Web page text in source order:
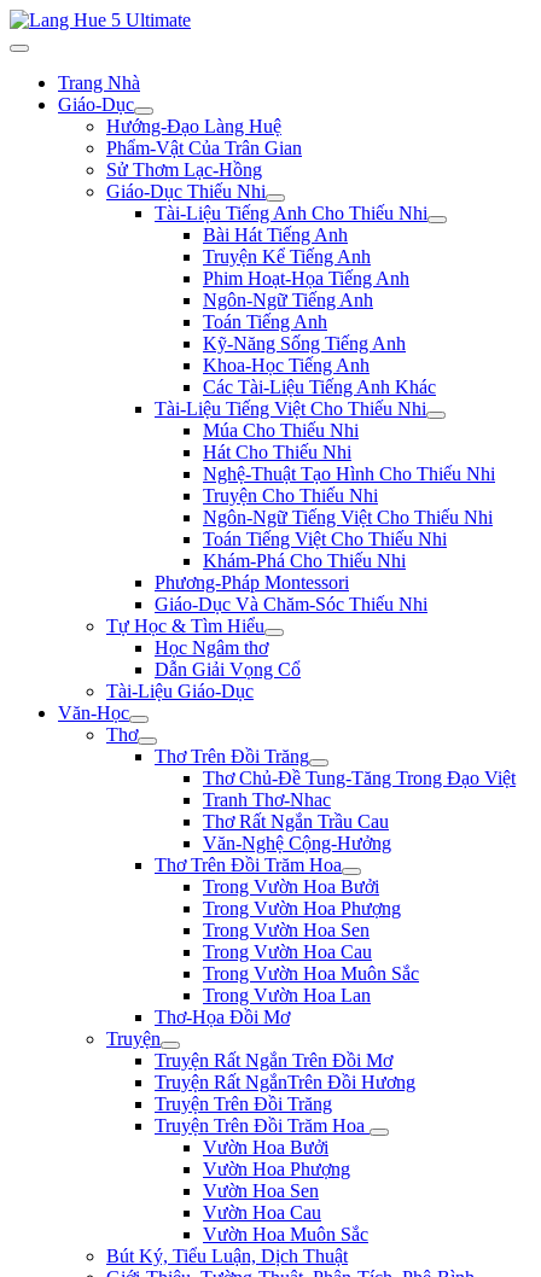
Trang Nhà
Giáo-Dục
Hướng-Đạo Làng Huệ
Phẩm-Vật Của Trân Gian
Sử Thơm Lạc-Hồng
Giáo-Dục Thiếu Nhi
Tài-Liệu Tiếng Anh Cho Thiếu Nhi
Bài Hát Tiếng Anh
Truyện Kể Tiếng Anh
Phim Hoạt-Họa Tiếng Anh
Ngôn-Ngữ Tiếng Anh
Toán Tiếng Anh
Kỹ-Năng Sống Tiếng Anh
Khoa-Học Tiếng Anh
Các Tài-Liệu Tiếng Anh Khác
Tài-Liệu Tiếng Việt Cho Thiếu Nhi
Múa Cho Thiếu Nhi
Hát Cho Thiếu Nhi
Nghệ-Thuật Tạo Hình Cho Thiếu Nhi
Truyện Cho Thiếu Nhi
Ngôn-Ngữ Tiếng Việt Cho Thiếu Nhi
Toán Tiếng Việt Cho Thiếu Nhi
Khám-Phá Cho Thiếu Nhi
Phương-Pháp Montessori
Giáo-Dục Và Chăm-Sóc Thiếu Nhi
Tự Học & Tìm Hiểu
Học Ngâm thơ
Dẫn Giải Vọng Cổ
Tài-Liệu Giáo-Dục
Văn-Học
Thơ
Thơ Trên Đồi Trăng
Thơ Chủ-Đề Tung-Tăng Trong Đạo Việt
Tranh Thơ-Nhac
Thơ Rất Ngắn Trầu Cau
Văn-Nghệ Cộng-Hưởng
Thơ Trên Đồi Trăm Hoa
Trong Vườn Hoa Bưởi
Trong Vườn Hoa Phượng
Trong Vườn Hoa Sen
Trong Vườn Hoa Cau
Trong Vườn Hoa Muôn Sắc
Trong Vườn Hoa Lan
Thơ-Họa Đồi Mơ
Truyện
Truyện Rất Ngắn Trên Đồi Mơ
Truyện Rất NgắnTrên Đồi Hương
Truyện Trên Đồi Trăng
Truyện Trên Đồi Trăm Hoa
Vườn Hoa Bưởi
Vườn Hoa Phượng
Vườn Hoa Sen
Vườn Hoa Cau
Vườn Hoa Muôn Sắc
Bút Ký, Tiểu Luận, Dịch Thuật